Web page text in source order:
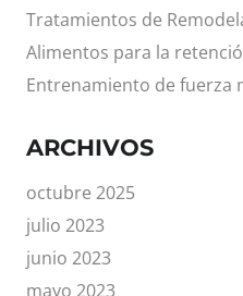
Tratamientos de
Alimentos para la
Entrenamiento de fuerza
ARCHIVOS
octubre 2025
julio 2023
junio 2023
mayo 2023